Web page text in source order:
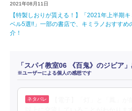
2021年08月11日
【特製しおりが貰える！】「2021年上半期
ベル5選!!」一部の書店で、キミラノおすすめ
介！
「スパイ教室06 《百鬼》のジビア
※ユーザーによる個人の感想です